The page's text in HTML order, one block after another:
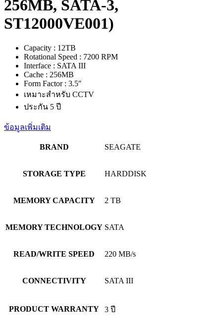
256MB, SATA-3,
ST12000VE001)
Capacity : 12TB
Rotational Speed : 7200 RPM
Interface : SATA III
Cache : 256MB
Form Factor : 3.5″
เหมาะสำหรับ CCTV
ประกัน 5 ปี
ข้อมูลเพิ่มเติม
BRAND SEAGATE
STORAGE TYPE HARDDISK
MEMORY CAPACITY 2 TB
MEMORY TECHNOLOGY SATA
READ/WRITE SPEED 220 MB/s
CONNECTIVITY SATA III
PRODUCT WARRANTY 3 ปี